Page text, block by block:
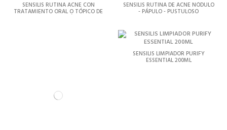
SENSILIS RUTINA ACNE CON
TRATAMIENTO ORAL O TÓPICO DE
SENSILIS RUTINA DE ACNE NÓDULO
- PÁPULO - PUSTULOSO
SENSILIS LIMPIADOR PURIFY
ESSENTIAL 200ML